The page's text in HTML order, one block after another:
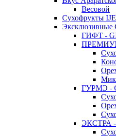
Весовой
Сухофрукты
Эксклюзивные
ГИФТ -
ГУРМЭ -
ЭКСТРА -